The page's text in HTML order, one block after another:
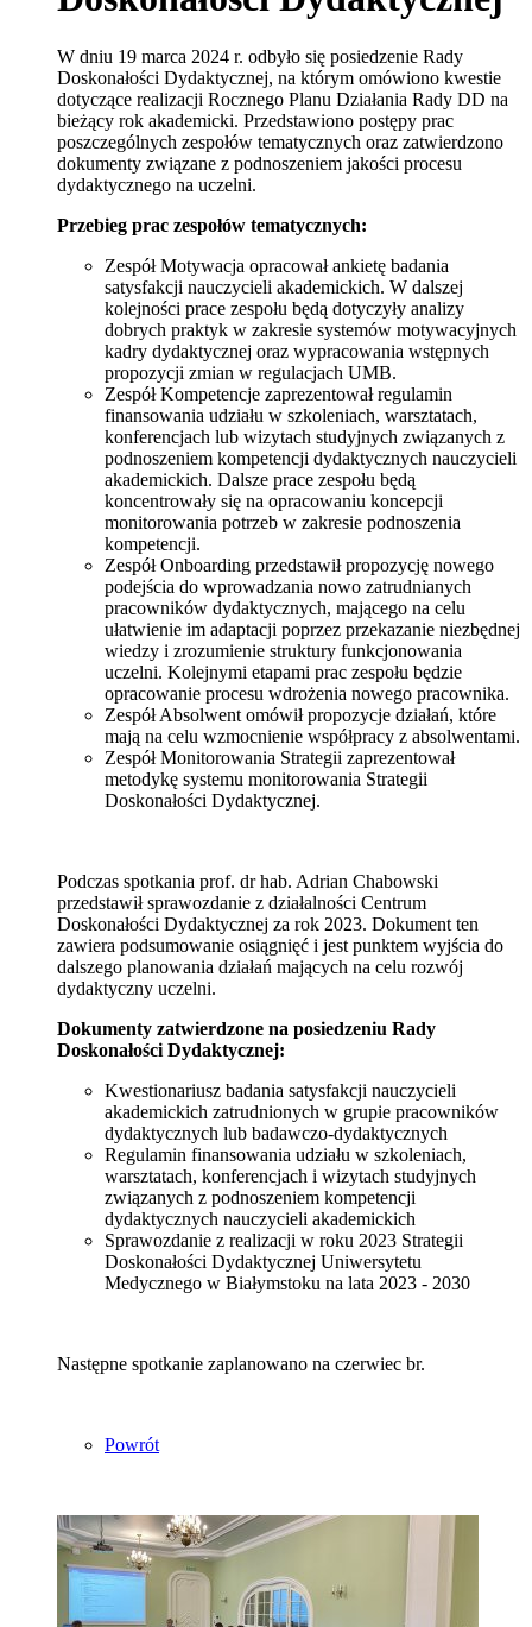
W dniu 19 marca 2024 r. odbyło się posiedzenie Rady
Doskonałości Dydaktycznej, na którym omówiono kwestie
dotyczące realizacji Rocznego Planu Działania Rady DD na
bieżący rok akademicki. Przedstawiono postępy prac
poszczególnych zespołów tematycznych oraz zatwierdzono
dokumenty związane z podnoszeniem jakości procesu
dydaktycznego na uczelni.
Przebieg prac zespołów tematycznych:
Zespół Motywacja opracował ankietę badania
satysfakcji nauczycieli akademickich. W dalszej
kolejności prace zespołu będą dotyczyły analizy
dobrych praktyk w zakresie systemów motywacyjnych
kadry dydaktycznej oraz wypracowania wstępnych
propozycji zmian w regulacjach UMB.
Zespół Kompetencje zaprezentował regulamin
finansowania udziału w szkoleniach, warsztatach,
konferencjach lub wizytach studyjnych związanych z
podnoszeniem kompetencji dydaktycznych nauczycieli
akademickich. Dalsze prace zespołu będą
koncentrowały się na opracowaniu koncepcji
monitorowania potrzeb w zakresie podnoszenia
kompetencji.
Zespół Onboarding przedstawił propozycję nowego
podejścia do wprowadzania nowo zatrudnianych
pracowników dydaktycznych, mającego na celu
ułatwienie im adaptacji poprzez przekazanie niezbędnej
wiedzy i zrozumienie struktury funkcjonowania
uczelni. Kolejnymi etapami prac zespołu będzie
opracowanie procesu wdrożenia nowego pracownika.
Zespół Absolwent omówił propozycje działań, które
mają na celu wzmocnienie współpracy z absolwentami.
Zespół Monitorowania Strategii zaprezentował
metodykę systemu monitorowania Strategii
Doskonałości Dydaktycznej.
Podczas spotkania prof. dr hab. Adrian Chabowski
przedstawił sprawozdanie z działalności Centrum
Doskonałości Dydaktycznej za rok 2023. Dokument ten
zawiera podsumowanie osiągnięć i jest punktem wyjścia do
dalszego planowania działań mających na celu rozwój
dydaktyczny uczelni.
Dokumenty zatwierdzone na posiedzeniu Rady
Doskonałości Dydaktycznej:
Kwestionariusz badania satysfakcji nauczycieli
akademickich zatrudnionych w grupie pracowników
dydaktycznych lub badawczo-dydaktycznych
Regulamin finansowania udziału w szkoleniach,
warsztatach, konferencjach i wizytach studyjnych
związanych z podnoszeniem kompetencji
dydaktycznych nauczycieli akademickich
Sprawozdanie z realizacji w roku 2023 Strategii
Doskonałości Dydaktycznej Uniwersytetu
Medycznego w Białymstoku na lata 2023 - 2030
Następne spotkanie zaplanowano na czerwiec br.
Powrót